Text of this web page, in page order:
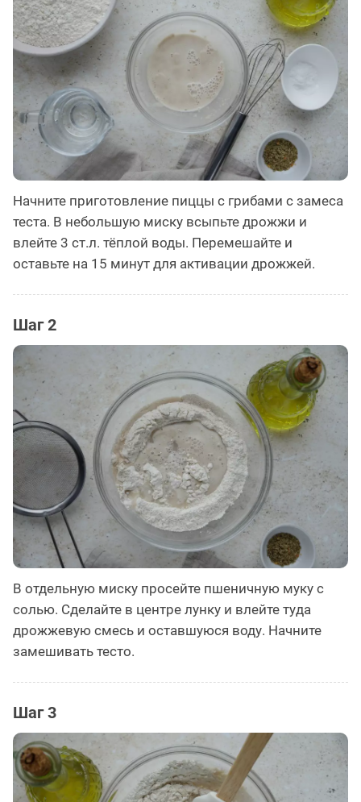
Начните приготовление пиццы с грибами с замеса
теста. В небольшую миску всыпьте дрожжи и
влейте 3 ст.л. тёплой воды. Перемешайте и
оставьте на 15 минут для активации дрожжей.
Шаг 2
В отдельную миску просейте пшеничную муку с
солью. Сделайте в центре лунку и влейте туда
дрожжевую смесь и оставшуюся воду. Начните
замешивать тесто.
Шаг 3